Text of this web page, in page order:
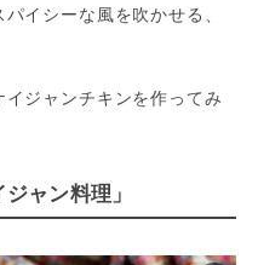
イシーな風を吹かせる、
ジャンチキンを作ってみ
ャン料理」